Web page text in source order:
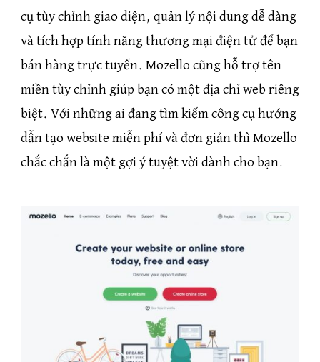
cụ tùy chỉnh giao diện, quản lý nội dung dễ dàng
và tích hợp tính năng thương mại điện tử để bạn
bán hàng trực tuyến. Mozello cũng hỗ trợ tên
miền tùy chỉnh giúp bạn có một địa chỉ web riêng
biệt. Với những ai đang tìm kiếm công cụ hướng
dẫn tạo website miễn phí và đơn giản thì Mozello
chắc chắn là một gợi ý tuyệt vời dành cho bạn.